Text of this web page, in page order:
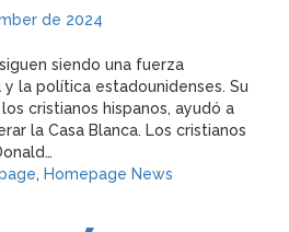
de 2024
siendo una fuerza
la política estadounidenses. Su
cristianos hispanos, ayudó a
la Casa Blanca. Los cristianos
, Homepage News